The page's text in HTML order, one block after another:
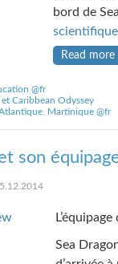
bord de
Read more
@fr
Caribbean Odyssey
, Martinique @fr
son
Sea